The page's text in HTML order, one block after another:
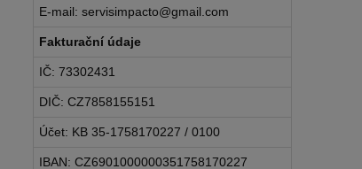
E-mail: servisimpacto@gmail.com
Fakturační údaje
IČ: 73302431
DIČ: CZ7858155151
Účet: KB 35-1758170227 / 0100
IBAN: CZ6901000000351758170227